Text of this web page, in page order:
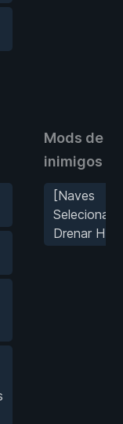
Mods de
inimigos
[Naves
Drenar HP